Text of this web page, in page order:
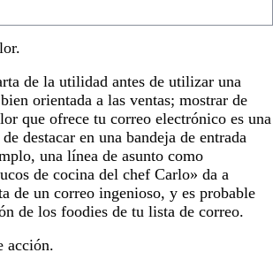
de la utilidad antes de utilizar una
orientada a las ventas; mostrar de
que ofrece tu correo electrónico es una
destacar en una bandeja de entrada
una línea de asunto como
de cocina del chef Carlo» da a
de un correo ingenioso, y es probable
de los foodies de tu lista de correo.
acción.